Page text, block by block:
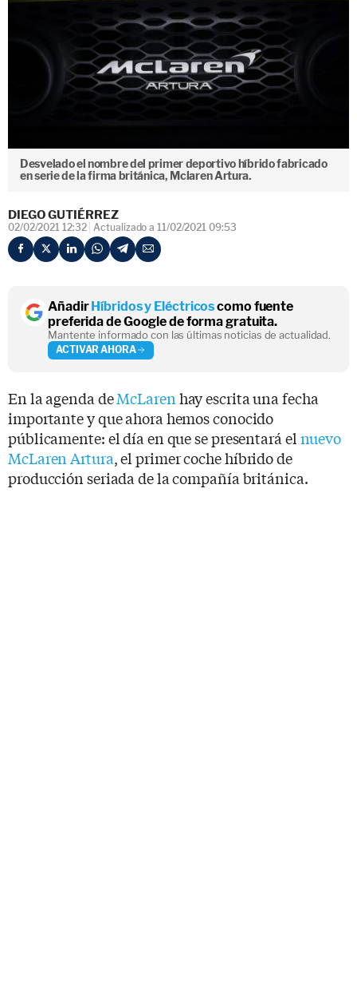
Desvelado el nombre del primer deportivo híbrido fabricado
en serie de la firma británica, Mclaren Artura.
DIEGO GUTIÉRREZ
02/02/2021 12:32 Actualizado a 11/02/2021 09:53
AñadirHíbridos y Eléctricoscomo fuente
preferida de Google de forma gratuita.
Mantente informado con las últimas noticias de actualidad.
ACTIVAR AHORA
En la agenda deMcLarenhay escrita una fecha
importante y que ahora hemos conocido
públicamente: el día en que se presentará el nuevo
McLaren Artura, el primer coche híbrido de
producción seriada de la compañía británica.